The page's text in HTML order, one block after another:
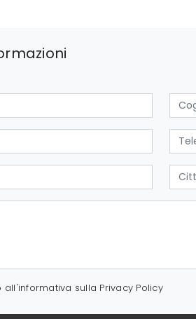
all'informativa sulla Privacy Policy